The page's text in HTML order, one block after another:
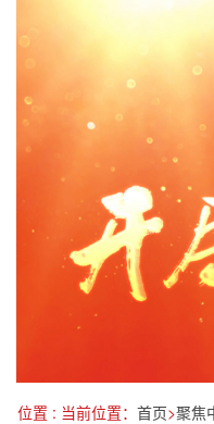
泰益欣隆
江西宜春:
丰都县
整治“内
中国数
2024中国
于立军
河北省前
位置 : 当前位置： 首页>聚焦